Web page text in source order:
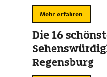
Mehr erfahren
Die 16
Regensburg